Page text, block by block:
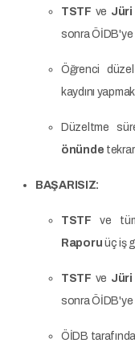
TSTF ve Jüri
sonra ÖİDB'ye
Öğrenci
kaydını
Düzeltme
önünde
BAŞARISIZ:
TSTF ve
Raporu üç iş
TSTF ve Jüri
sonra ÖİDB'ye
ÖİDB